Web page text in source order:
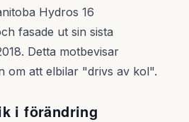
Hydros 16
fasade ut sin sista
Detta motbevisar
om att elbilar "drivs av kol".
i förändring